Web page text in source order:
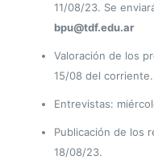
11/08/23. Se
bpu@tdf.edu.ar
Valoración de los
15/08 del corriente.
Entrevistas:
Publicación de los
18/08/23.